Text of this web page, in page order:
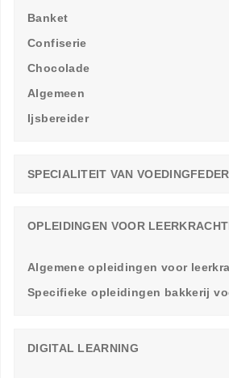
Banket
Confiserie
Chocolade
Algemeen
Ijsbereider
SPECIALITEIT VAN
OPLEIDINGEN VOOR
Algemene opleidingen voor
Specifieke opleidingen bakkerij
DIGITAL LEARNING